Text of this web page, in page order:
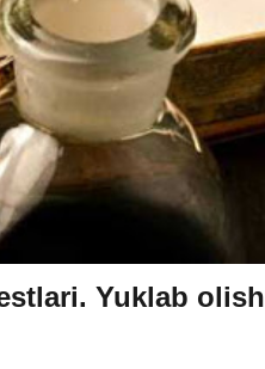
Yuklab olish